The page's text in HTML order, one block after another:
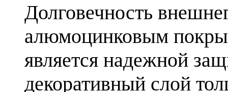
Долговечность
алюмоцинковым
является надежной
декоративный слой